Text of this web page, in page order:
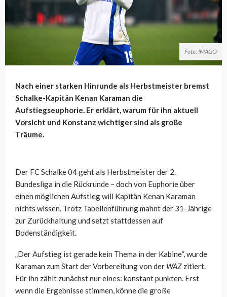
Foto: IMAGO
Nach einer starken Hinrunde als Herbstmeister bremst
Schalke-Kapitän Kenan Karaman die
Aufstiegseuphorie. Er erklärt, warum für ihn aktuell
Vorsicht und Konstanz wichtiger sind als große
Träume.
Der FC Schalke 04 geht als Herbstmeister der 2.
Bundesliga in die Rückrunde – doch von Euphorie über
einen möglichen Aufstieg will Kapitän Kenan Karaman
nichts wissen. Trotz Tabellenführung mahnt der 31-Jährige
zur Zurückhaltung und setzt stattdessen auf
Bodenständigkeit.
„Der Aufstieg ist gerade kein Thema in der Kabine“, wurde
Karaman zum Start der Vorbereitung von der WAZ zitiert.
Für ihn zählt zunächst nur eines: konstant punkten. Erst
wenn die Ergebnisse stimmen, könne die große